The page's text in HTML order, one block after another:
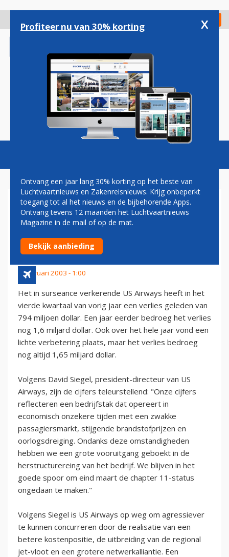
gaan
Check in
Magazine Podcasts Vacatures
VERLIES US AIRWAYS IN
VIERDE KWARTAAL KLEINER
DAN IN 2001
4 februari 2003 - 1:00
Het in surseance verkerende US Airways heeft in het
vierde kwartaal van vorig jaar een verlies geleden van
794 miljoen dollar. Een jaar eerder bedroeg het verlies
nog 1,6 miljard dollar. Ook over het hele jaar vond een
lichte verbetering plaats, maar het verlies bedroeg
nog altijd 1,65 miljard dollar.
Volgens David Siegel, president-directeur van US
Airways, zijn de cijfers teleurstellend: "Onze cijfers
reflecteren een bedrijfstak dat opereert in
economisch onzekere tijden met een zwakke
passagiersmarkt, stijgende brandstofprijzen en
oorlogsdreiging. Ondanks deze omstandigheden
hebben we een grote vooruitgang geboekt in de
herstructurereing van het bedrijf. We blijven in het
goede spoor om eind maart de chapter 11-status
ongedaan te maken."
Volgens Siegel is US Airways op weg om agressiever
te kunnen concurreren door de realisatie van een
betere kostenpositie, de uitbreiding van de regional
jet-vloot en een grotere netwerkalliantie. Een
Profiteer nu van 30% korting x
Ontvang een jaar lang 30% korting op het beste van
Luchtvaartnieuws en Zakenreisnieuws. Krijg onbeperkt
toegang tot al het nieuws en de bijbehorende Apps.
Ontvang tevens 12 maanden het Luchtvaartnieuws
Magazine in de mail of op de mat.
Bekijk aanbieding